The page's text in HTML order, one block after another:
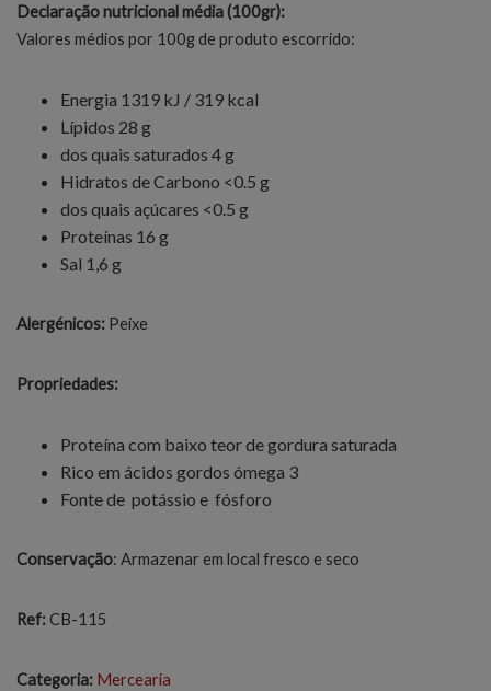
Declaração nutricional média (100gr):
Valores médios por 100g de produto escorrido:
Energia 1319 kJ / 319 kcal
Lípidos 28 g
dos quais saturados 4 g
Hidratos de Carbono <0.5 g
dos quais açúcares <0.5 g
Proteínas 16 g
Sal 1,6 g
Alergénicos: Peixe
Propriedades:
Proteína com baixo teor de gordura saturada
Rico em ácidos gordos ómega 3
Fonte de potássio e fósforo
Conservação: Armazenar em local fresco e seco
Ref:CB-115
Categoria: Mercearia